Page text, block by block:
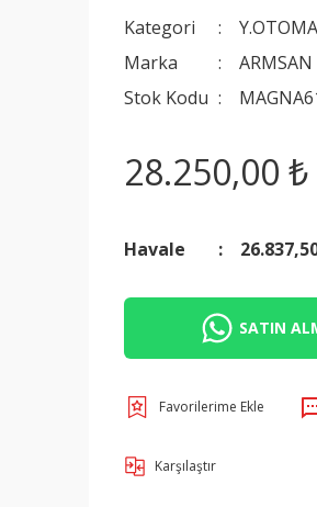
Kategori
Marka
ARMSAN
Stok Kodu
28.250,00 ₺
Havale
SATIN
Karşılaştır